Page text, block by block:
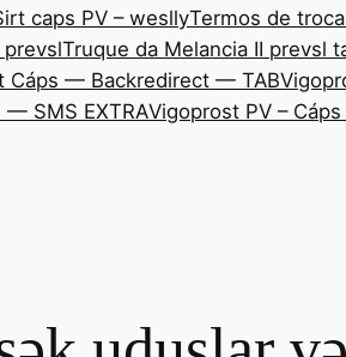
caps PV – wesllyTermos de
prevslTruque da Melancia II prevsl
Cáps — Backredirect — TAB
— SMS EXTRAVigoprost PV –